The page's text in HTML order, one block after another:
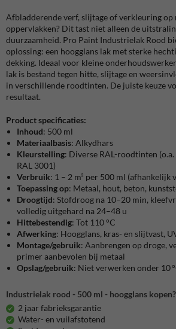
Afbladderende verf, slijtage of verkleuring op
oppervlakken? Dit tast niet alleen de
duurzaamheid. Pro Paint Industrielak Rood
oplossing: een hoogglans lak met sterke
dekking. Ideaal voor kleine
lak is bestand tegen hitte, slijtage en
in verschillende roodtinten. De juiste keuze
resultaat.
Product specificaties:
Inhoud: 500 ml
Materiaalbasis: Alkydhars
Kleurstelling: Diverse RAL-roodtinten
RAL 3001)
Verbruik: 1 – 2 m² per 500 ml (afhankelijk
Toepassing op: Metaal, hout, beton,
Droogtijd: Stofdroog na 10–20 min,
volledig uitgehard na 24–48 u
Hittebestendig: Tot 110 °C
Afwerking: Hoogglans, kras- en slijtvast,
Montage/gebruik: Aanbrengen op droge,
primer aanbevolen bij metaal
Opslag/gebruik: Niet verwerken onder 10
Industrielak rood - 500 ml - hoogglans kopen?
2 jaar fabrieksgarantie
Water- en vuilafstotend